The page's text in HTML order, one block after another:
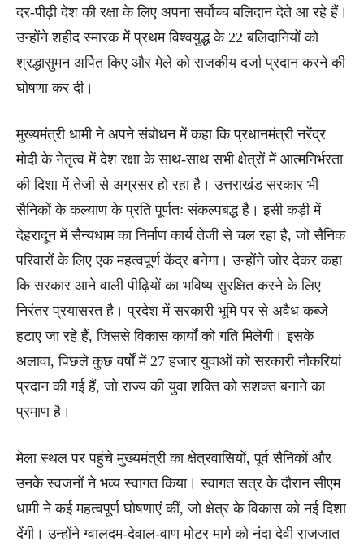
दर-पीढ़ी देश की रक्षा के लिए अपना सर्वोच्च बलिदान देते आ रहे हैं।
उन्होंने शहीद स्मारक में प्रथम विश्वयुद्ध के 22 बलिदानियों को
श्रद्धासुमन अर्पित किए और मेले को राजकीय दर्जा प्रदान करने की
घोषणा कर दी।
मुख्यमंत्री धामी ने अपने संबोधन में कहा कि प्रधानमंत्री नरेंद्र
मोदी के नेतृत्व में देश रक्षा के साथ-साथ सभी क्षेत्रों में आत्मनिर्भरता
की दिशा में तेजी से अग्रसर हो रहा है। उत्तराखंड सरकार भी
सैनिकों के कल्याण के प्रति पूर्णतः संकल्पबद्ध है। इसी कड़ी में
देहरादून में सैन्यधाम का निर्माण कार्य तेजी से चल रहा है, जो सैनिक
परिवारों के लिए एक महत्वपूर्ण केंद्र बनेगा। उन्होंने जोर देकर कहा
कि सरकार आने वाली पीढ़ियों का भविष्य सुरक्षित करने के लिए
निरंतर प्रयासरत है। प्रदेश में सरकारी भूमि पर से अवैध कब्जे
हटाए जा रहे हैं, जिससे विकास कार्यों को गति मिलेगी। इसके
अलावा, पिछले कुछ वर्षों में 27 हजार युवाओं को सरकारी नौकरियां
प्रदान की गई हैं, जो राज्य की युवा शक्ति को सशक्त बनाने का
प्रमाण है।
मेला स्थल पर पहुंचे मुख्यमंत्री का क्षेत्रवासियों, पूर्व सैनिकों और
उनके स्वजनों ने भव्य स्वागत किया। स्वागत सत्र के दौरान सीएम
धामी ने कई महत्वपूर्ण घोषणाएं कीं, जो क्षेत्र के विकास को नई दिशा
देंगी। उन्होंने ग्वालदम-देवाल-वाण मोटर मार्ग को नंदा देवी राजजात